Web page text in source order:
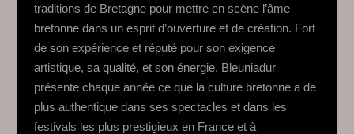
traditions de Bretagne pour mettre en scène l’âme
bretonne dans un esprit d’ouverture et de création. Fort
de son expérience et réputé pour son exigence
artistique, sa qualité, et son énergie, Bleuniadur
présente chaque année ce que la culture bretonne a de
plus authentique dans ses spectacles et dans les
festivals les plus prestigieux en France et à